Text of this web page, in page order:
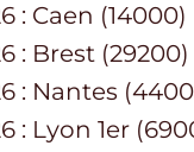
: Caen (14000)
: Brest (29200)
: Nantes
: Lyon 1er